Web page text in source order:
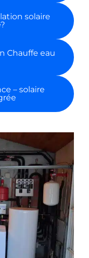
solaire
Chauffe eau
– solaire